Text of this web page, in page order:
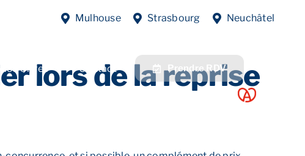
Mulhouse Strasbourg Neuchâtel
offres Contact Prendre RDV
Previous
lors de la reprise